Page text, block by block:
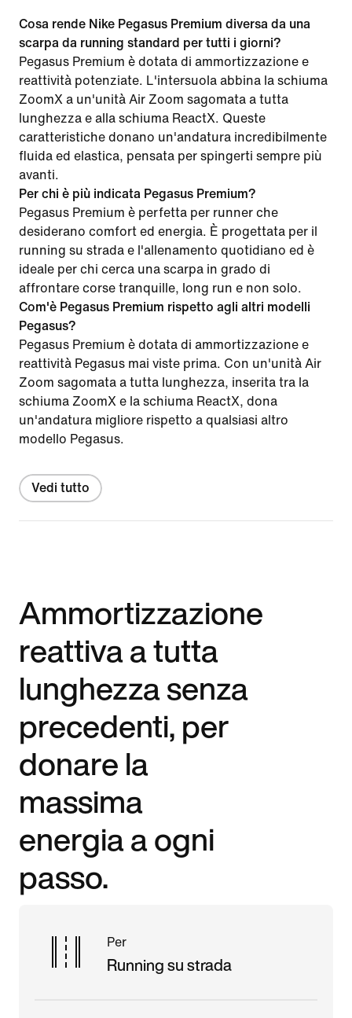
Cosa rende Nike Pegasus Premium diversa da una
scarpa da running standard per tutti i giorni?
Pegasus Premium è dotata di ammortizzazione e
reattività potenziate. L'intersuola abbina la schiuma
ZoomX a un'unità Air Zoom sagomata a tutta
lunghezza e alla schiuma ReactX. Queste
caratteristiche donano un'andatura incredibilmente
fluida ed elastica, pensata per spingerti sempre più
avanti.
Per chi è più indicata Pegasus Premium?
Pegasus Premium è perfetta per runner che
desiderano comfort ed energia. È progettata per il
running su strada e l'allenamento quotidiano ed è
ideale per chi cerca una scarpa in grado di
affrontare corse tranquille, long run e non solo.
Com'è Pegasus Premium rispetto agli altri modelli
Pegasus?
Pegasus Premium è dotata di ammortizzazione e
reattività Pegasus mai viste prima. Con un'unità Air
Zoom sagomata a tutta lunghezza, inserita tra la
schiuma ZoomX e la schiuma ReactX, dona
un'andatura migliore rispetto a qualsiasi altro
modello Pegasus.
Vedi tutto
Ammortizzazione
reattiva a tutta
lunghezza senza
precedenti, per
donare la
massima
energia a ogni
passo.
Per
Running su strada